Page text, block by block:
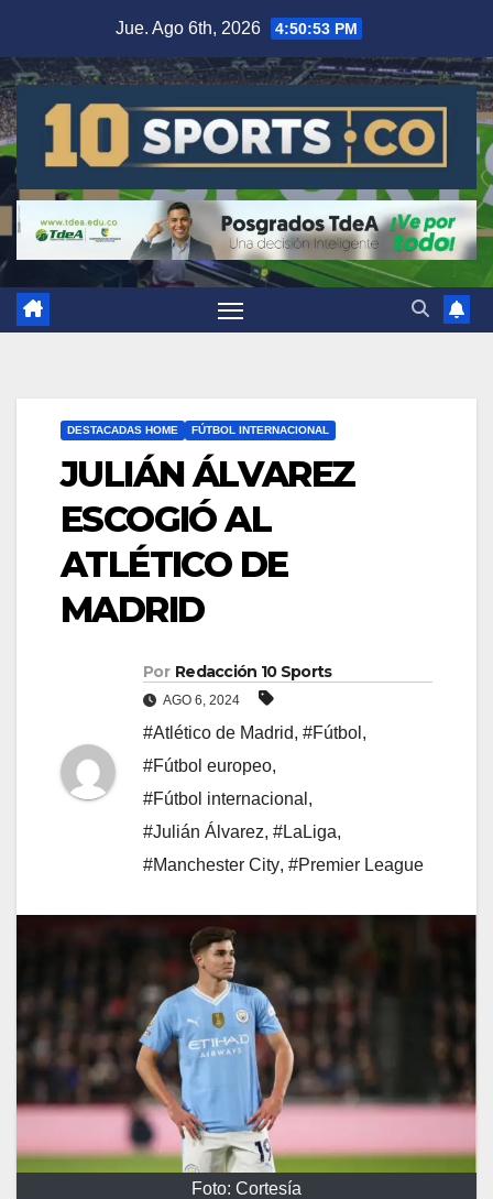
Jue. Ago 6th, 2026 4:50:54 PM
DESTACADAS HOME FÚTBOL INTERNACIONAL
JULIÁN ÁLVAREZ
ESCOGIÓ AL
ATLÉTICO DE
MADRID
Por Redacción 10 Sports
AGO 6, 2024
#Atlético de Madrid, #Fútbol ,
#Fútbol europeo,
#Fútbol internacional ,
#Julián Álvarez, #LaLiga,
#Manchester City, #Premier League
Foto: Cortesía